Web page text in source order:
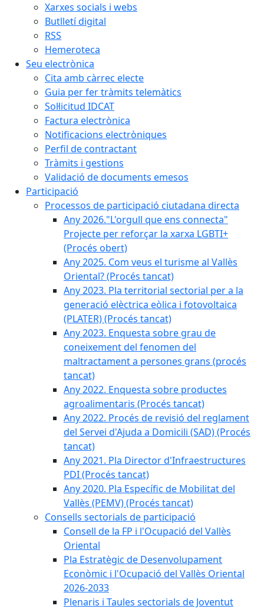
Xarxes socials i webs
Butlletí digital
RSS
Hemeroteca
Seu electrònica
Cita amb càrrec electe
Guia per fer tràmits telemàtics
Sol·licitud IDCAT
Factura electrònica
Notificacions electròniques
Perfil de contractant
Tràmits i gestions
Validació de documents emesos
Participació
Processos de participació ciutadana directa
Any 2026."L'orgull que ens connecta"
Projecte per reforçar la xarxa LGBTI+
(Procés obert)
Any 2025. Com veus el turisme al Vallès
Oriental? (Procés tancat)
Any 2023. Pla territorial sectorial per a la
generació elèctrica eòlica i fotovoltaica
(PLATER) (Procés tancat)
Any 2023. Enquesta sobre grau de
coneixement del fenomen del
maltractament a persones grans (procés
tancat)
Any 2022. Enquesta sobre productes
agroalimentaris (Procés tancat)
Any 2022. Procés de revisió del reglament
del Servei d'Ajuda a Domicili (SAD) (Procés
tancat)
Any 2021. Pla Director d'Infraestructures
PDI (Procés tancat)
Any 2020. Pla Específic de Mobilitat del
Vallès (PEMV) (Procés tancat)
Consells sectorials de participació
Consell de la FP i l'Ocupació del Vallès
Oriental
Pla Estratègic de Desenvolupament
Econòmic i l'Ocupació del Vallès Oriental
2026-2033
Plenaris i Taules sectorials de Joventut